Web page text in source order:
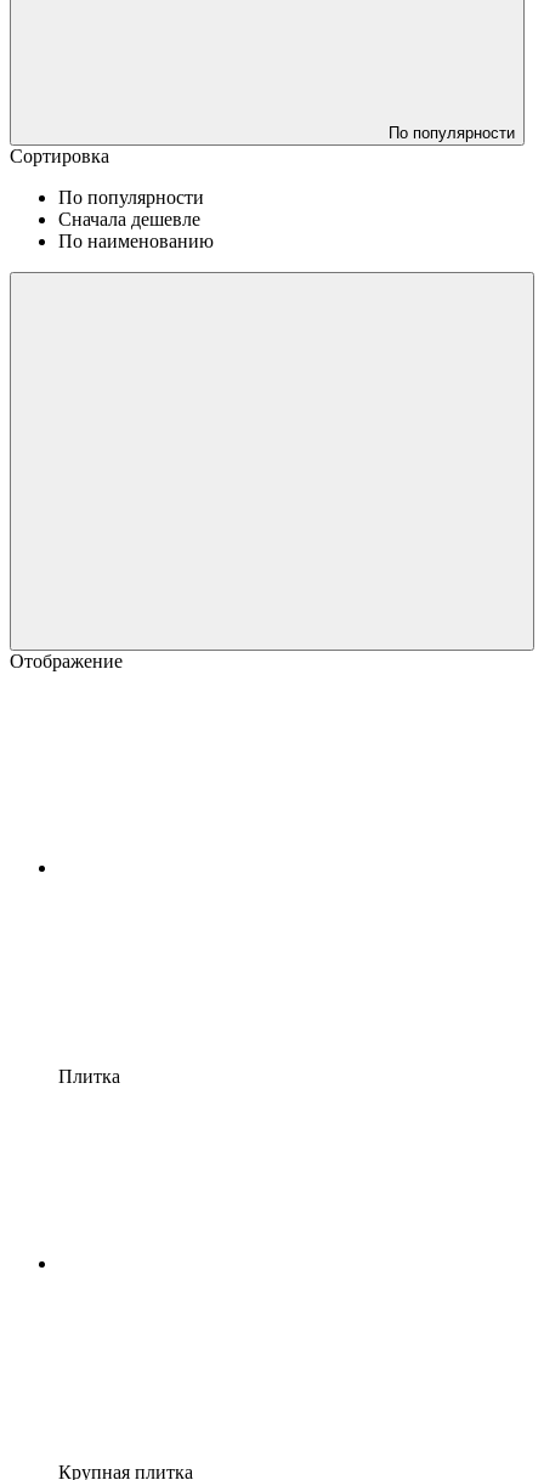
По популярности
Сортировка
По популярности
Сначала дешевле
По наименованию
Отображение
Плитка
Крупная плитка